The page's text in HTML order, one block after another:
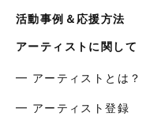
活動事例＆応援方法
アーティストに関して
━ アーティストとは？
━ アーティスト登録